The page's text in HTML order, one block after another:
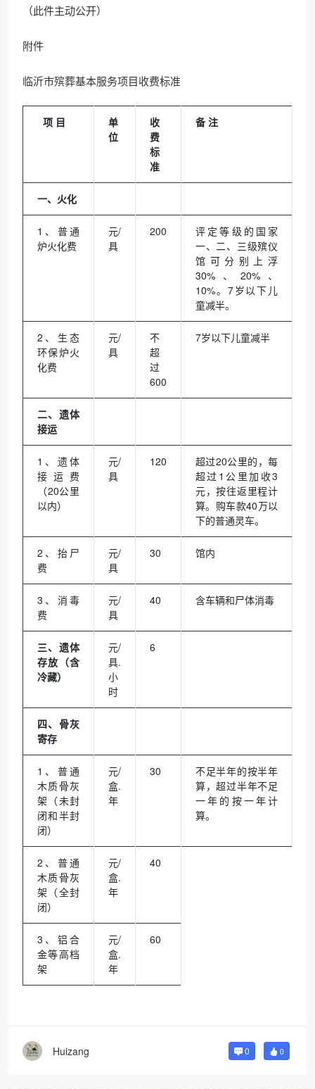
（此件主动公开）
附件
临沂市殡葬基本服务项目收费标准
项 目
单
位
收
费
标
准
备 注
一、火化
1、普通
炉火化费
元/
具
200
评定等级的国家
一、二、三级殡仪
馆可分别上浮
30%、20%、
10%。7岁以下儿
童减半。
2、生态
环保炉火
化费
元/
具
不
超
过
600
7岁以下儿童减半
二、遗体
接运
1、遗体
接运费
（20公里
以内）
元/
具
120
超过20公里的，每
超过1公里加收3
元，按往返里程计
算。购车款40万以
下的普通灵车。
2、抬尸
费
元/
具
30 馆内
3、消毒
费
元/
具
40 含车辆和尸体消毒
三、遗体
存放（含
冷藏）
元/
具.
小
时
6
四、骨灰
寄存
1、普通
木质骨灰
架（未封
闭和半封
闭）
元/
盒.
年
30
不足半年的按半年
算，超过半年不足
一年的按一年计
算。
2、普通
木质骨灰
架（全封
闭）
元/
盒.
年
40
3、铝合
金等高档
架
元/
盒.
年
60
Huizang 0 0